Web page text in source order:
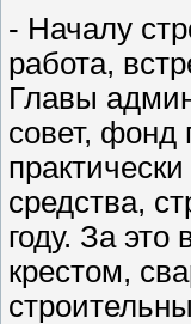
- Началу
работа,
Главы
совет, фонд
средства,
году. За
крестом,